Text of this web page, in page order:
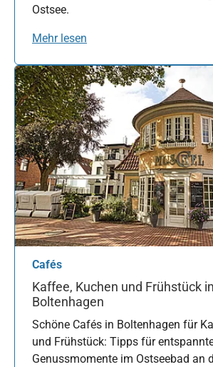
Ostsee.
Mehr lesen
Cafés
Kaffee, Kuchen und Frühstück
Boltenhagen
Schöne Cafés in Boltenhagen für
und Frühstück: Tipps für
Genussmomente im Ostseebad an